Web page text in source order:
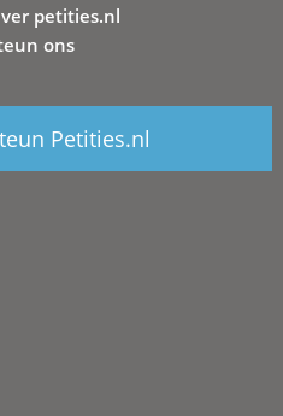
petities.nl
ons
Petities.nl